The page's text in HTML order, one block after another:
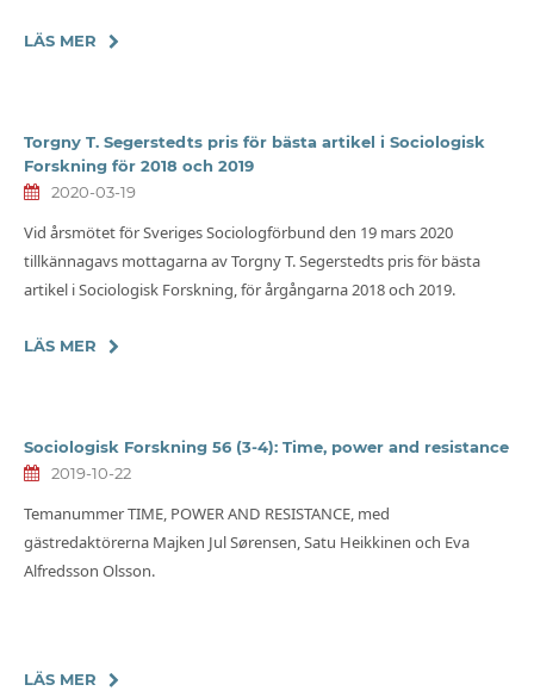
LÄS MER
Torgny T. Segerstedts pris för bästa artikel i Sociologisk
Forskning för 2018 och 2019
2020-03-19
Vid årsmötet för Sveriges Sociologförbund den 19 mars 2020
tillkännagavs mottagarna av Torgny T. Segerstedts pris för bästa
artikel i Sociologisk Forskning, för årgångarna 2018 och 2019.
LÄS MER
Sociologisk Forskning 56 (3-4): Time, power and resistance
2019-10-22
Temanummer TIME, POWER AND RESISTANCE, med
gästredaktörerna Majken Jul Sørensen, Satu Heikkinen och Eva
Alfredsson Olsson.
LÄS MER